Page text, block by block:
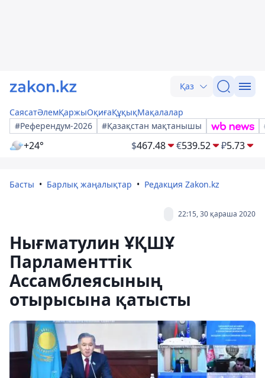
Қаз
СаясатӘлемҚаржыОқиғаҚұқықМақалалар
#Референдум-2026
#Қазақстан мақтанышы
+24° $467.48 €539.52 ₽5.73
Басты Барлық жаңалықтар Редакция Zakon.kz
22:15, 30 қараша 2020
Нығматулин ҰҚШҰ
Парламенттік
Ассамблеясының
отырысына қатысты